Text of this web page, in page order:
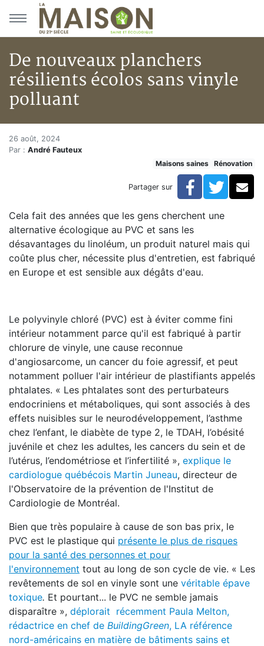
Aller au menu principal
Aller au contenu principal
De nouveaux planchers
résilients écolos sans vinyle
polluant
Accueil
Articles
Hypersensibilités environnementales
De nouveaux planchers résilients écolos sans vinyle
De nouveaux planchers
26 août, 2024
Par : André Fauteux
Maisons saines
Rénovation
Partager sur Facebook
Cela fait des années que les gens cherchent une
alternative écologique au PVC et sans les
désavantages du linoléum, un produit naturel mais qui
coûte plus cher, nécessite plus d'entretien, est fabriqué
en Europe et est sensible aux dégâts d'eau.
Le polyvinyle chloré (PVC) est à éviter comme fini
intérieur notamment parce qu'il est fabriqué à partir
chlorure de vinyle, une cause reconnue
d'angiosarcome, un cancer du foie agressif, et peut
notamment polluer l'air intérieur de plastifiants appelés
phtalates. « Les phtalates sont des perturbateurs
endocriniens et métaboliques, qui sont associés à des
effets nuisibles sur le neurodéveloppement, l’asthme
chez l’enfant, le diabète de type 2, le TDAH, l’obésité
juvénile et chez les adultes, les cancers du sein et de
l’utérus, l’endométriose et l’infertilité », explique le
cardiologue québécois Martin Juneau, directeur de
l'Observatoire de la prévention de l'Institut de
Cardiologie de Montréal.
Bien que très populaire à cause de son bas prix, le
PVC est le plastique qui présente le plus de risques
pour la santé des personnes et pour
l'environnement tout au long de son cycle de vie. « Les
revêtements de sol en vinyle sont une véritable épave
toxique. Et pourtant... le PVC ne semble jamais
disparaître », déplorait récemment Paula Melton,
rédactrice en chef de BuildingGreen, LA référence
nord-américains en matière de bâtiments sains et